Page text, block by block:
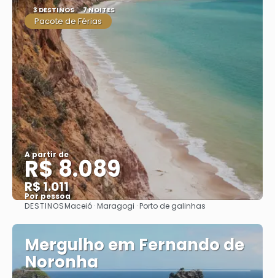
3 DESTINOS 7 NOITES
Pacote de Férias
A partir de
R$ 8.089
R$ 1.011
Por pessoa
Saiba mais
DESTINOSMaceió · Maragogi · Porto de galinhas
Mergulho em Fernando de
Noronha